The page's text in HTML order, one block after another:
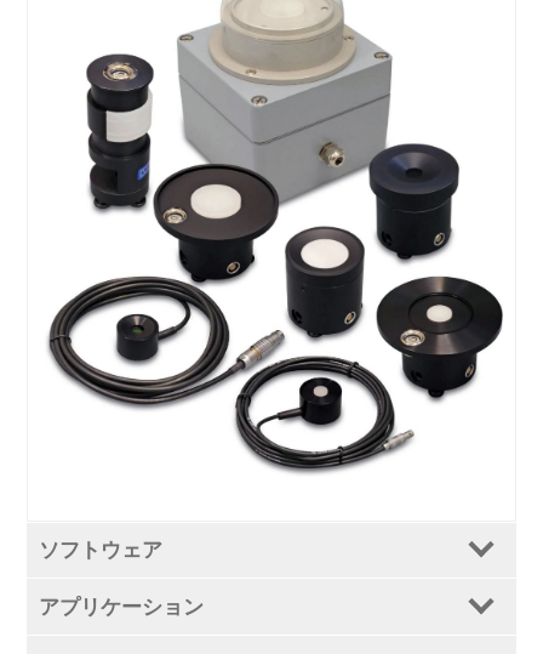
ソフトウェア
アプリケーション